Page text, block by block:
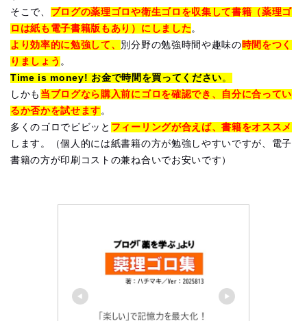
そこで、 ブログの薬理ゴロや衛生ゴロを収集して書籍（薬理ゴ
ロは紙も電子書籍版もあり）にしました 。
より効率的に勉強して、 別分野の勉強時間や趣味の時間をつく
りましょう 。
Time is money! お金で時間を買ってください 。
しかも 当ブログなら購入前にゴロを確認でき、自分に合ってい
るか否かを試せます 。
多くのゴロでビビッと フィーリングが合えば、書籍をオススメ
します。（個人的には紙書籍の方が勉強しやすいですが、電子
書籍の方が印刷コストの兼ね合いでお安いです）